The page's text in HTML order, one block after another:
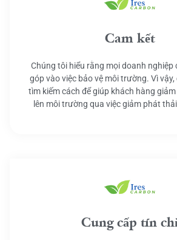
Cam kết
Chúng tôi hiểu rằng mọi doanh nghiệp
góp vào việc bảo vệ môi trường. Vì
tìm kiếm cách để giúp khách hàng
lên môi trường qua việc giảm phát
Cung cấp tín